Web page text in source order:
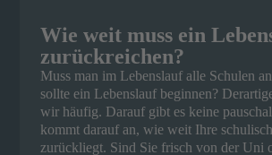
Wie weit muss ein
zurückreichen?
Muss man im Lebenslauf alle Schulen
sollte ein Lebenslauf beginnen?
wir häufig. Darauf gibt es keine
kommt darauf an, wie weit Ihre
zurückliegt. Sind Sie frisch von der Uni